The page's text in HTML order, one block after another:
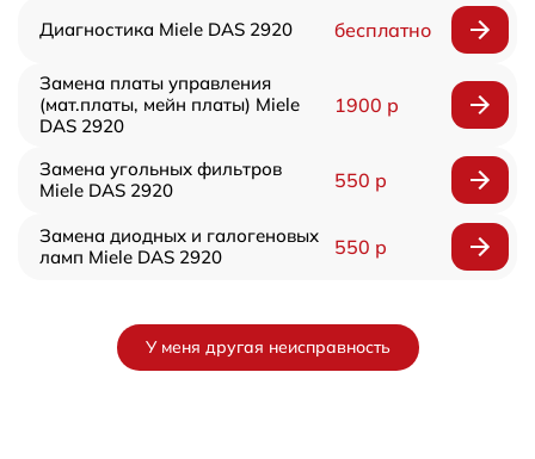
Диагностика Miele DAS 2920 бесплатно
Замена платы управления
(мат.платы, мейн платы) Miele
DAS 2920
1900 р
Замена угольных фильтров
Miele DAS 2920
550 р
Замена диодных и галогеновых
ламп Miele DAS 2920
550 р
У меня другая неисправность